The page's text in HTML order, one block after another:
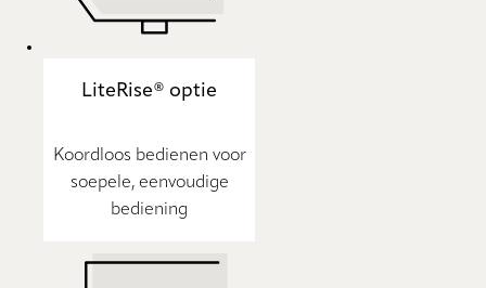
LiteRise® optie
Koordloos bedienen voor
soepele, eenvoudige
bediening